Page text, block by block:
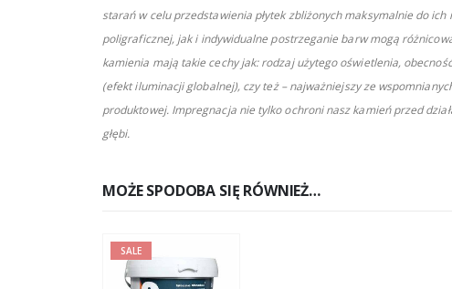
starań w celu przedstawienia płytek zbliżonych maksymalnie do
poligraficznej, jak i indywidualne postrzeganie barw mogą
kamienia mają takie cechy jak: rodzaj użytego oświetlenia,
(efekt iluminacji globalnej), czy też – najważniejszy ze
produktowej. Impregnacja nie tylko ochroni nasz kamień przed
głębi.
MOŻE SPODOBA SIĘ RÓWNIEŻ…
SALE